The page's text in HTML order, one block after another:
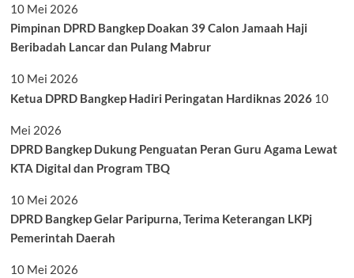
10 Mei 2026
Pimpinan DPRD Bangkep Doakan 39 Calon Jamaah Haji
Beribadah Lancar dan Pulang Mabrur
10 Mei 2026
Ketua DPRD Bangkep Hadiri Peringatan Hardiknas 2026 10
Mei 2026
DPRD Bangkep Dukung Penguatan Peran Guru Agama Lewat
KTA Digital dan Program TBQ
10 Mei 2026
DPRD Bangkep Gelar Paripurna, Terima Keterangan LKPj
Pemerintah Daerah
10 Mei 2026